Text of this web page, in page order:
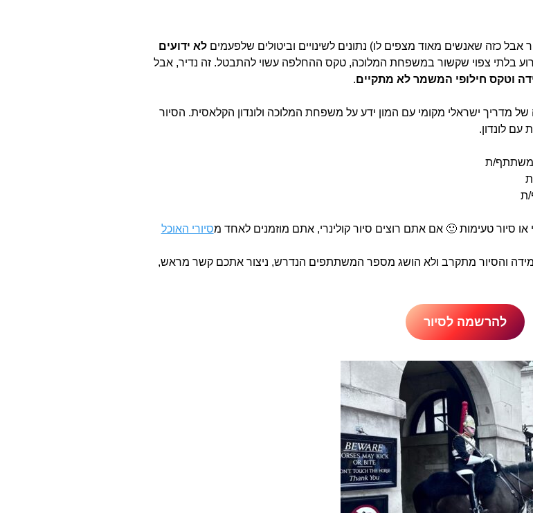
כזה שאנשים מאוד מצפים לו) נתונים לשינויים וביטולים שלפעמיםלא ידועים
בלתי צפוי שקשור במשפחת המלוכה, טקס ההחלפה עשוי להתבטל. זה נדיר, אבל
וטקס חילופי המשמר לא מתקיים.
שעות, בעברית, בהדרכה של מדריך ישראלי מקומי עם המון ידע על משפחת המלוכה ולונדון הקלאסית. הסיור
עם לונדון.
או סיור טעימות 🙂 אם אתם רוצים סיור קולינרי, אתם מוזמנים לאחד מסיורי האוכל
והסיור מתקרב ולא הושג מספר המשתתפים הנדרש, ניצור אתכם קשר מראש,
להרשמה לסיור